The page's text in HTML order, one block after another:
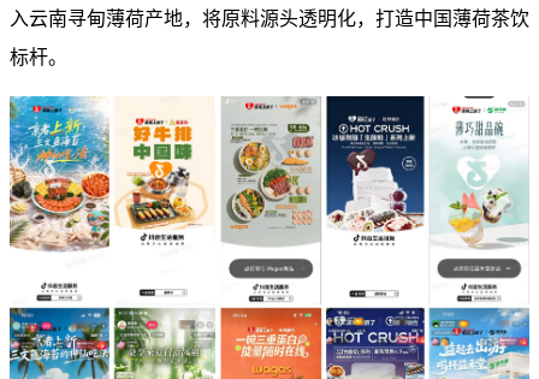
入云南寻甸薄荷产地，将原料源头透明化，打造中国薄荷茶饮
标杆。